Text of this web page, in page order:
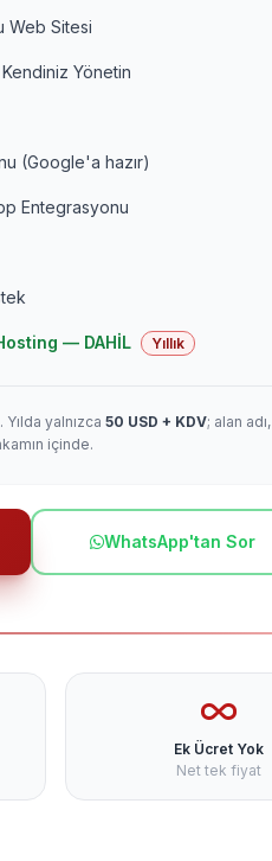
Web Sitesi
Yönetin
(Google'a hazır)
Entegrasyonu
— DAHİL Yıllık
yalnızca 50 USD + KDV; alan adı,
içinde.
WhatsApp'tan Sor
Ek Ücret Yok
Net tek fiyat